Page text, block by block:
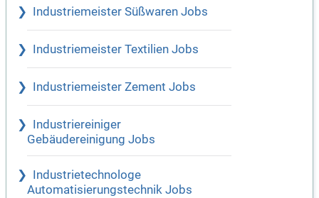
Industriemeister Süßwaren Jobs
Industriemeister Textilien Jobs
Industriemeister Zement Jobs
Industriereiniger
Gebäudereinigung Jobs
Industrietechnologe
Automatisierungstechnik Jobs